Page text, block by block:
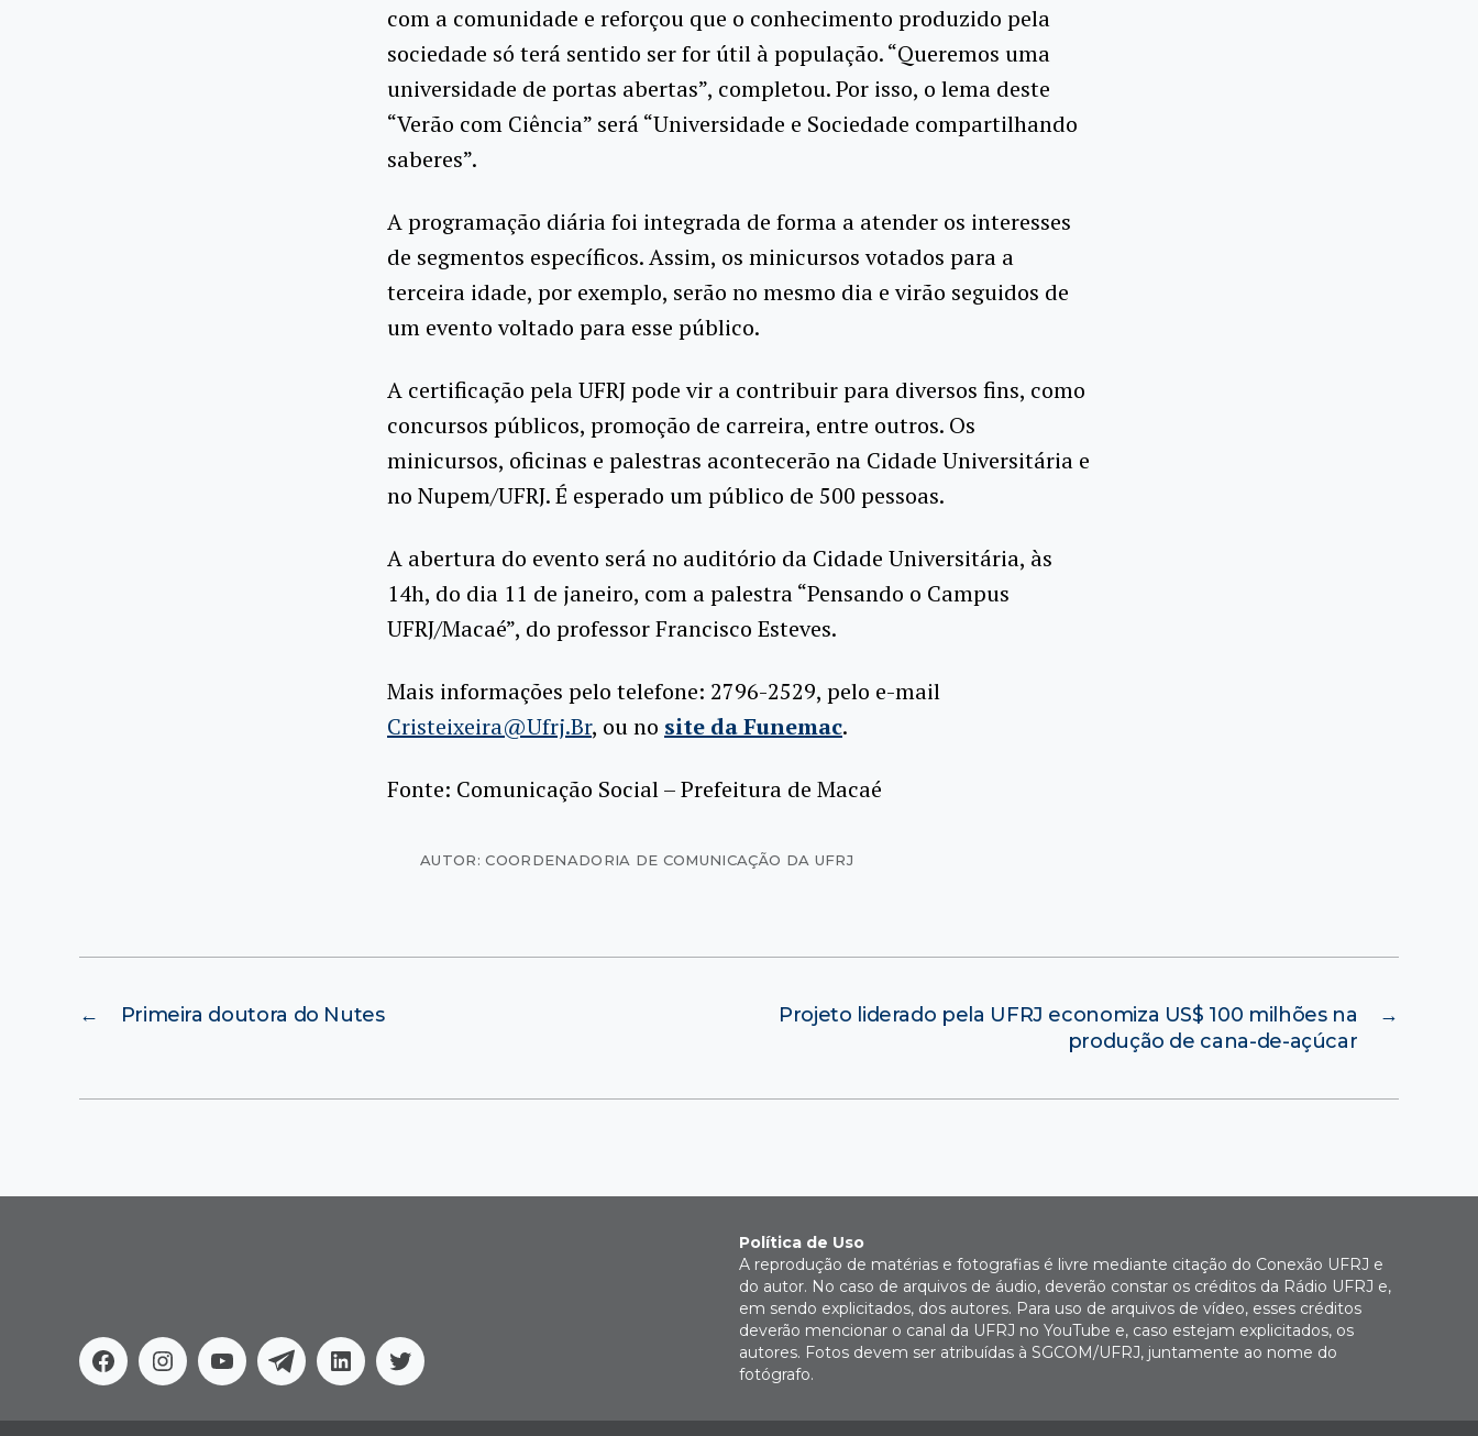
com a comunidade e reforçou que o conhecimento produzido pela
sociedade só terá sentido ser for útil à população. “Queremos uma
universidade de portas abertas”, completou. Por isso, o lema deste
“Verão com Ciência” será “Universidade e Sociedade compartilhando
saberes”.
A programação diária foi integrada de forma a atender os interesses
de segmentos específicos. Assim, os minicursos votados para a
terceira idade, por exemplo, serão no mesmo dia e virão seguidos de
um evento voltado para esse público.
A certificação pela UFRJ pode vir a contribuir para diversos fins, como
concursos públicos, promoção de carreira, entre outros. Os
minicursos, oficinas e palestras acontecerão na Cidade Universitária e
no Nupem/UFRJ. É esperado um público de 500 pessoas.
A abertura do evento será no auditório da Cidade Universitária, às
14h, do dia 11 de janeiro, com a palestra “Pensando o Campus
UFRJ/Macaé”, do professor Francisco Esteves.
Mais informações pelo telefone: 2796-2529, pelo e-mail
Cristeixeira@Ufrj.Br, ou no site da Funemac.
Fonte: Comunicação Social – Prefeitura de Macaé
AUTOR: COORDENADORIA DE COMUNICAÇÃO DA UFRJ
← Primeira doutora do Nutes →
Projeto liderado pela UFRJ economiza US$ 100 milhões na
produção de cana-de-açúcar
FacebookInstagram
YoutubeTelegramLinkedinTwitter
Política de Uso
A reprodução de matérias e fotografias é livre mediante citação do Conexão UFRJ e
do autor. No caso de arquivos de áudio, deverão constar os créditos da Rádio UFRJ e,
em sendo explicitados, dos autores. Para uso de arquivos de vídeo, esses créditos
deverão mencionar o canal da UFRJ no YouTube e, caso estejam explicitados, os
autores. Fotos devem ser atribuídas à SGCOM/UFRJ, juntamente ao nome do
fotógrafo.